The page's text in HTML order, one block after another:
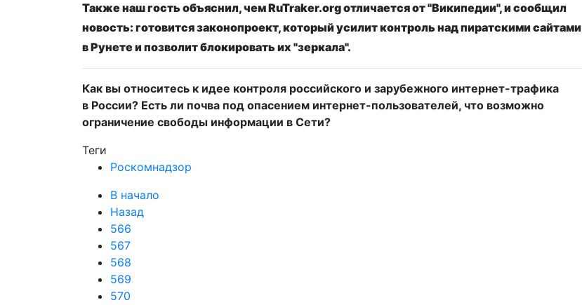
Также наш гость объяснил, чем RuTraker.org отличается от "Википедии", и сообщил
новость: готовится законопроект, который усилит контроль над пиратскими сайтами
в Рунете и позволит блокировать их "зеркала".
Как вы относитесь к идее контроля российского и зарубежного интернет-трафика
в России? Есть ли почва под опасением интернет-пользователей, что возможно
ограничение свободы информации в Сети?
Теги
Роскомнадзор
В начало
Назад
566
567
568
569
570